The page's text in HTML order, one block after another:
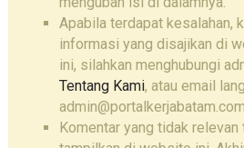
Apabila terdapat kesalahan,
informasi yang disajikan di
ini, silahkan menghubungi
Tentang Kami, atau email
Komentar yang tidak relevan